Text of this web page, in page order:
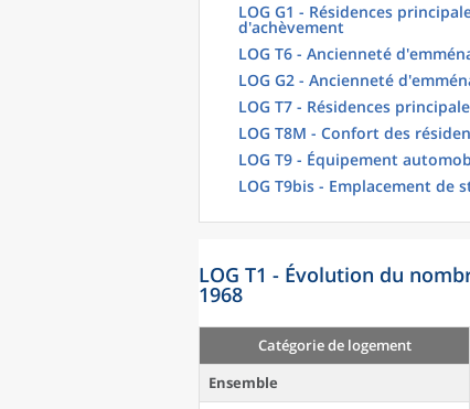
LOG G1 - Résidences
d'achèvement
LOG T6 - Ancienneté
LOG G2 - Ancienneté
LOG T7 - Résidences
LOG T8M - Confort des
LOG T9 - Équipement
LOG T9bis - Emplacement de
LOG T1 - Évolution du
1968
Catégorie de logement
Ensemble